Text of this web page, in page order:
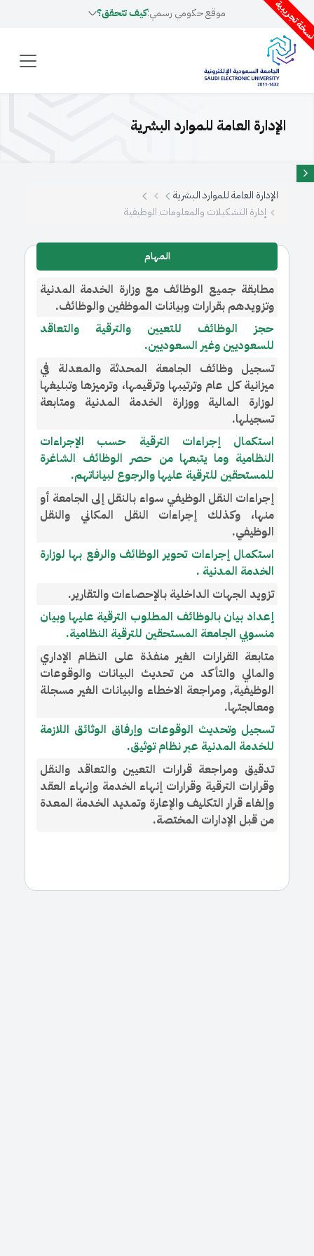
تجريبية موقع حكومي رسمي:كيف تتحقق؟
الإدارة العامة للموارد البشرية
الإدارة العامة للموارد البشرية
إدارة التشكيلات والمعلومات الوظيفية
المهام
مطابقة جميع الوظائف مع وزارة الخدمة المدنية
وتزويدهم بقرارات وبيانات الموظفين والوظائف.
حجز الوظائف للتعيين والترقية والتعاقد
للسعوديين وغير السعوديين.
تسجيل وظائف الجامعة المحدثة والمعدلة في
ميزانية كل عام وترتيبها وترقيمها، وترميزها وتبليغها
لوزارة المالية ووزارة الخدمة المدنية ومتابعة
تسجيلها.
استكمال إجراءات الترقية حسب الإجراءات
النظامية وما يتبعها من حصر الوظائف الشاغرة
للمستحقين للترقية عليها والرجوع لبياناتهم.
إجراءات النقل الوظيفي سواء بالنقل إلى الجامعة أو
منها، وكذلك إجراءات النقل المكاني والنقل
الوظيفي.
استكمال إجراءات تحوير الوظائف والرفع بها لوزارة
الخدمة المدنية .
تزويد الجهات الداخلية بالإحصاءات والتقارير.
إعداد بيان بالوظائف المطلوب الترقية عليها وبيان
منسوبي الجامعة المستحقين للترقية النظامية.
متابعة القرارات الغير منفذة على النظام الإداري
والمالي والتأكد من تحديث البيانات والوقوعات
الوظيفية, ومراجعة الاخطاء والبيانات الغير مسجلة
ومعالجتها.
تسجيل وتحديث الوقوعات وإرفاق الوثائق اللازمة
للخدمة المدنية عبر نظام توثيق.
تدقيق ومراجعة قرارات التعيين والتعاقد والنقل
وقرارات الترقية وقرارات إنهاء الخدمة وإنهاء العقد
وإلغاء قرار التكليف والإعارة وتمديد الخدمة المعدة
من قبل الإدارات المختصة.